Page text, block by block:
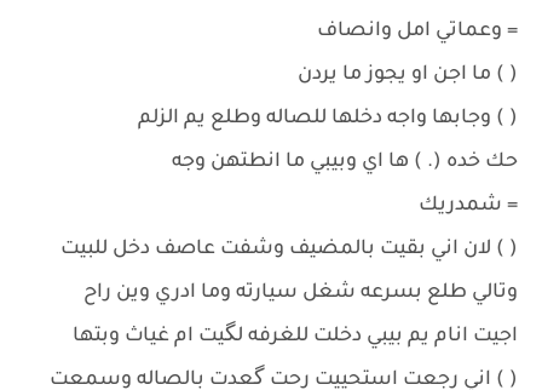
= وعماتي امل وانصاف
( ) ما اجن او يجوز ما يردن
( ) وجابها واجه دخلها للصاله وطلع يم الزلم
حك خده (. ) ها اي وبيبي ما انطتهن وجه
= شمدريك
( ) لان اني بقيت بالمضيف وشفت عاصف دخل للبيت
وتالي طلع بسرعه شغل سيارته وما ادري وين راح
اجيت انام يم بيبي دخلت للغرفه لگيت ام غياث وبتها
( ) اني رجعت استحييت رحت گعدت بالصاله وسمعت